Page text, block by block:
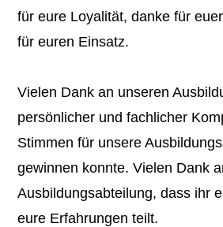
für eure Loyalität, danke für
für euren Einsatz.
Vielen Dank an unseren
persönlicher und fachlicher
Stimmen für unsere
gewinnen konnte. Vielen Dank
Ausbildungsabteilung, dass ihr
eure Erfahrungen teilt.